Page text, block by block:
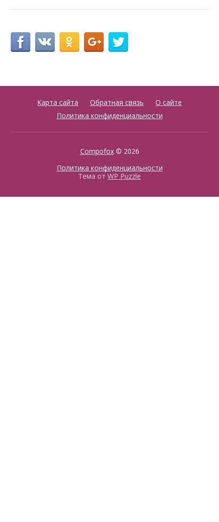
Карта сайта Обратная связь
О сайте
Политика конфиденциальности
Compofox© 2026
Политика конфиденциальности
Тема от WP Puzzle